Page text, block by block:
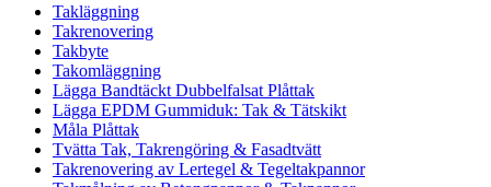
Takläggning
Takrenovering
Takbyte
Takomläggning
Lägga Bandtäckt Dubbelfalsat Plåttak
Lägga EPDM Gummiduk: Tak & Tätskikt
Måla Plåttak
Tvätta Tak, Takrengöring & Fasadtvätt
Takrenovering av Lertegel & Tegeltakpannor